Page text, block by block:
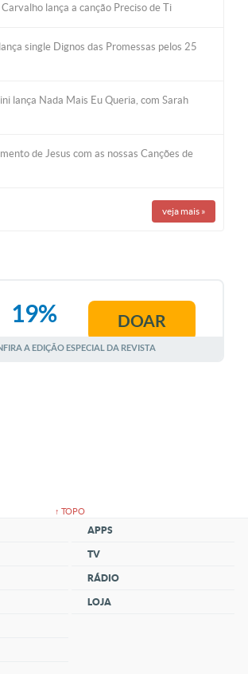
lança a canção Preciso de Ti
single Dignos das Promessas pelos 25
lança Nada Mais Eu Queria, com Sarah
de Jesus com as nossas Canções de
veja mais »
AGOSTO
19% DOAR
A EDIÇÃO ESPECIAL DA REVISTA
↑ TOPO
APPS
TV
RÁDIO
LOJA